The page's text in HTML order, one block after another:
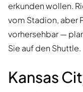
erkunden wollen.
vom Stadion, aber
vorhersehbar —
Sie auf den Shuttle.
Kansas